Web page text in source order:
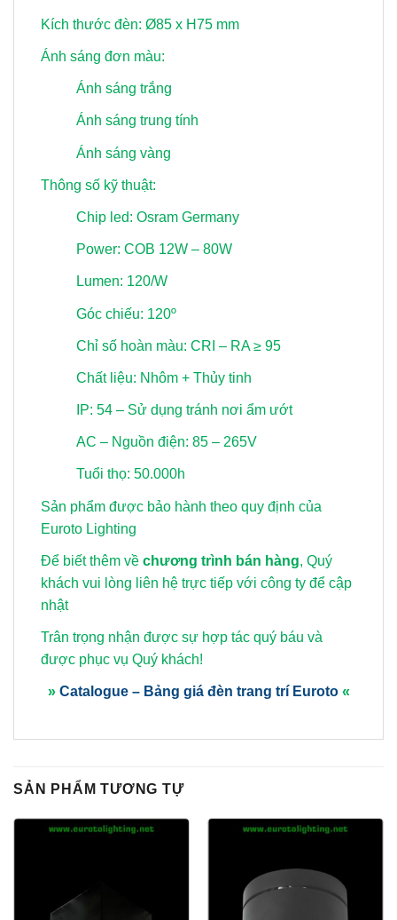
Kích thước đèn: Ø85 x H75 mm
Ánh sáng đơn màu:
Ánh sáng trắng
Ánh sáng trung tính
Ánh sáng vàng
Thông số kỹ thuật:
Chip led: Osram Germany
Power: COB 12W – 80W
Lumen: 120/W
Góc chiếu: 120º
Chỉ số hoàn màu: CRI – RA ≥ 95
Chất liệu: Nhôm + Thủy tinh
IP: 54 – Sử dụng tránh nơi ẩm ướt
AC – Nguồn điện: 85 – 265V
Tuổi thọ: 50.000h
Sản phẩm được bảo hành theo quy định của
Euroto Lighting
Để biết thêm về chương trình bán hàng, Quý
khách vui lòng liên hệ trực tiếp với công ty để cập
nhật
Trân trọng nhận được sự hợp tác quý báu và
được phục vụ Quý khách!
» Catalogue – Bảng giá đèn trang trí Euroto «
SẢN PHẨM TƯƠNG TỰ